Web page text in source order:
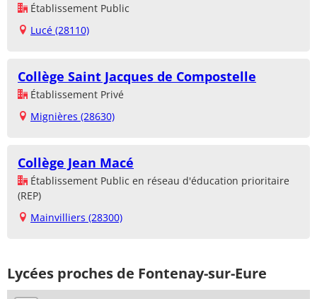
Établissement Public
Lucé (28110)
Collège Saint Jacques de Compostelle
Établissement Privé
Mignières (28630)
Collège Jean Macé
Établissement Public en réseau d'éducation prioritaire
(REP)
Mainvilliers (28300)
Lycées proches de Fontenay-sur-Eure